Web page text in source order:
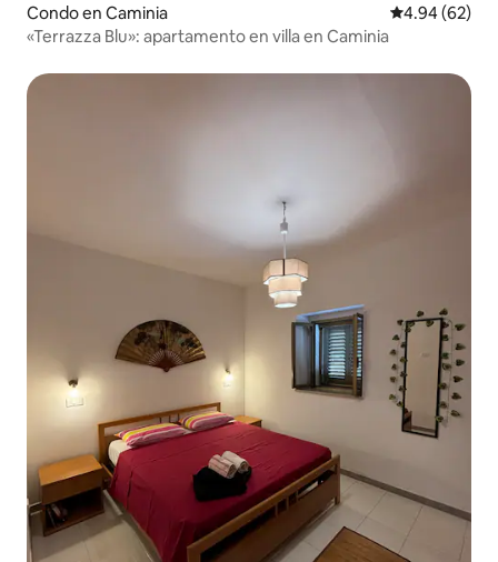
Condo en Caminia Calificación
4.94 (62)
«Terrazza Blu»: apartamento en villa en Caminia